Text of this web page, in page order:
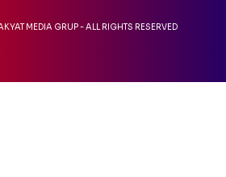
MEDIA GRUP - ALL RIGHTS RESERVED